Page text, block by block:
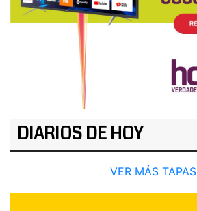
DIARIOS DE HOY
VER MÁS TAPAS